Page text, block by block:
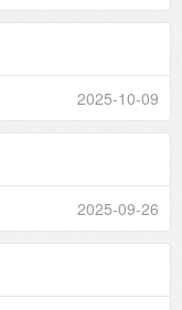
2025-10-09
2025-09-26